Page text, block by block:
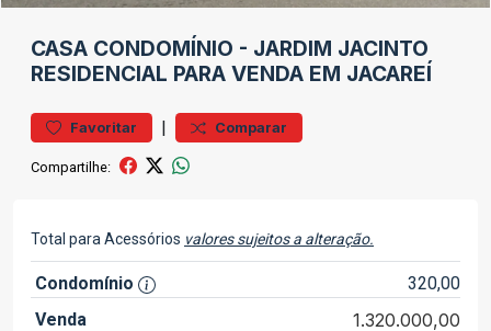
CASA CONDOMÍNIO - JARDIM JACINTO
RESIDENCIAL PARA VENDA EM JACAREÍ
Favoritar | Comparar
Compartilhe:
Total para Acessórios valores sujeitos a alteração.
Condomínio
320,00
Venda
1.320.000,00